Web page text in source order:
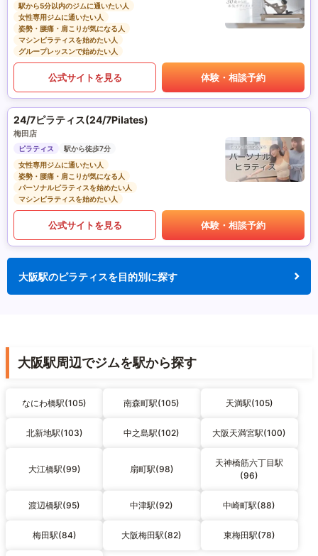
駅から5分以内のジムに通いたい人
女性専用ジムに通いたい人
姿勢・腰痛・肩こりが気になる人
マシンピラティスを始めたい人
グループレッスンで始めたい人
公式サイトを見る 体験・相談予約
24/7ピラティス(24/7Pilates)
梅田店
ピラティス
駅から徒歩7分
女性専用ジムに通いたい人
姿勢・腰痛・肩こりが気になる人
パーソナルピラティスを始めたい人
マシンピラティスを始めたい人
公式サイトを見る 体験・相談予約
大阪駅のピラティスを目的別に探す
大阪駅周辺でジムを駅から探す
なにわ橋駅(105) 南森町駅(105) 天満駅(105)
北新地駅(103) 中之島駅(102) 大阪天満宮駅(100)
大江橋駅(99) 扇町駅(98)
天神橋筋六丁目駅
(96)
渡辺橋駅(95) 中津駅(92) 中崎町駅(88)
梅田駅(84) 大阪梅田駅(82) 東梅田駅(78)